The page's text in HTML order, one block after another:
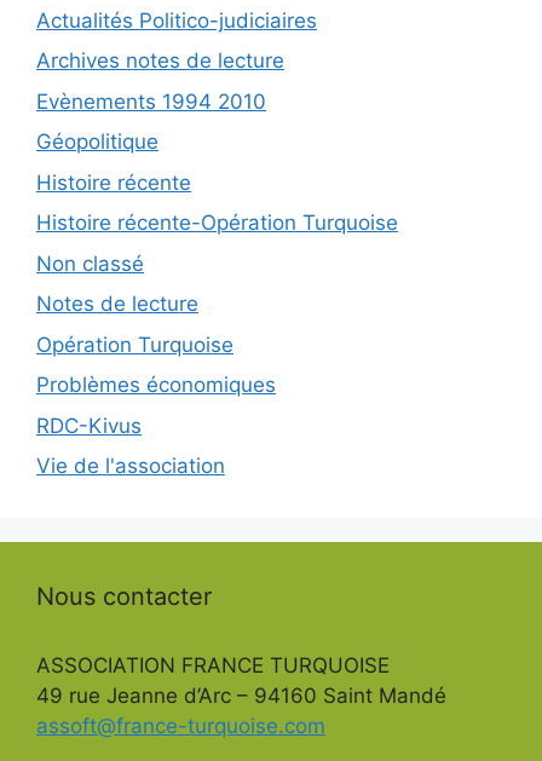
Actualités Politico-judiciaires
Archives notes de lecture
Evènements 1994 2010
Géopolitique
Histoire récente
Histoire récente-Opération Turquoise
Non classé
Notes de lecture
Opération Turquoise
Problèmes économiques
RDC-Kivus
Vie de l'association
Nous contacter
ASSOCIATION FRANCE TURQUOISE
49 rue Jeanne d’Arc – 94160 Saint Mandé
assoft@france-turquoise.com